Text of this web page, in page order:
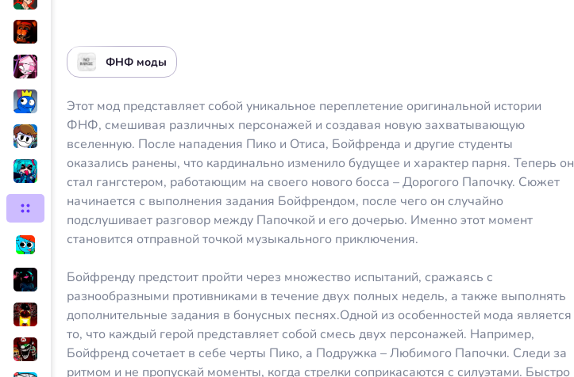
ФНФ моды
Этот мод представляет собой уникальное переплетение оригинальной истории
ФНФ, смешивая различных персонажей и создавая новую захватывающую
вселенную. После нападения Пико и Отиса, Бойфренда и другие студенты
оказались ранены, что кардинально изменило будущее и характер парня. Теперь он
стал гангстером, работающим на своего нового босса – Дорогого Папочку. Сюжет
начинается с выполнения задания Бойфрендом, после чего он случайно
подслушивает разговор между Папочкой и его дочерью. Именно этот момент
становится отправной точкой музыкального приключения.
Бойфренду предстоит пройти через множество испытаний, сражаясь с
разнообразными противниками в течение двух полных недель, а также выполнять
дополнительные задания в бонусных песнях.Одной из особенностей мода является
то, что каждый герой представляет собой смесь двух персонажей. Например,
Бойфренд сочетает в себе черты Пико, а Подружка – Любимого Папочки. Следи за
ритмом и не пропускай моменты, когда стрелки соприкасаются с силуэтами. Быстро